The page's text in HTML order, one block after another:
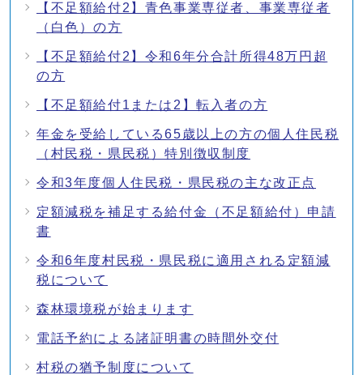
【不足額給付2】青色事業専従者、事業専従者
（白色）の方
【不足額給付2】令和6年分合計所得48万円超
の方
【不足額給付1または2】転入者の方
年金を受給している65歳以上の方の個人住民税
（村民税・県民税）特別徴収制度
令和3年度個人住民税・県民税の主な改正点
定額減税を補足する給付金（不足額給付）申請
書
令和6年度村民税・県民税に適用される定額減
税について
森林環境税が始まります
電話予約による諸証明書の時間外交付
村税の猶予制度について